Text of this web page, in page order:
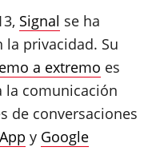
Signal se ha
la privacidad. Su
a extremo es
la comunicación
de conversaciones
y Google